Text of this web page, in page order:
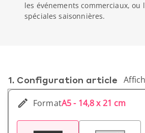
les événements commerciaux, ou
spéciales saisonnières.
1. Conf­iguration article
FormatA5 - 14,8 x 21 cm